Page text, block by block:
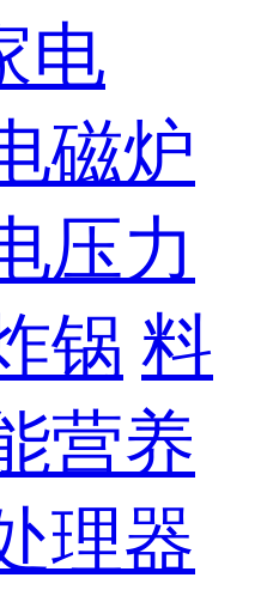
电
磁炉
压力
锅 料
营养
理器